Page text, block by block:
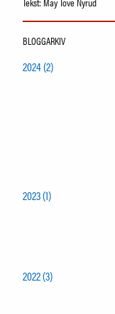
BLOGGARKIV
2024 (2)
2023 (1)
2022 (3)